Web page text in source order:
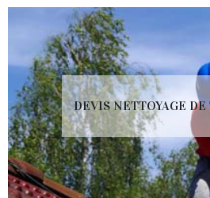
DEVIS NETTOYAGE